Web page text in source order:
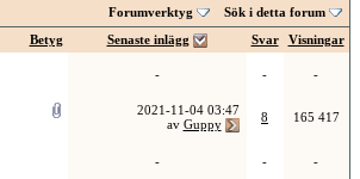
Forumverktyg
Sök i detta forum
Betyg
Senaste inlägg Svar
Visningar
- - -
2021-11-04 03:47
av Guppy 8 165 417
- - -